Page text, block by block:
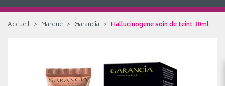
Accueil Marque Garancia Hallucinogene soin de teint 30ml